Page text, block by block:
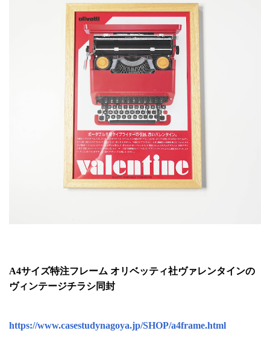
A4サイズ特注フレーム オリベッティ社ヴァレンタインの
ヴィンテージチラシ同封
https://www.casestudynagoya.jp/SHOP/a4frame.html